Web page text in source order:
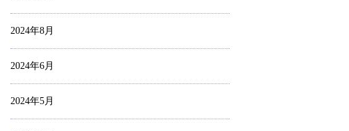
2024年8月
2024年6月
2024年5月